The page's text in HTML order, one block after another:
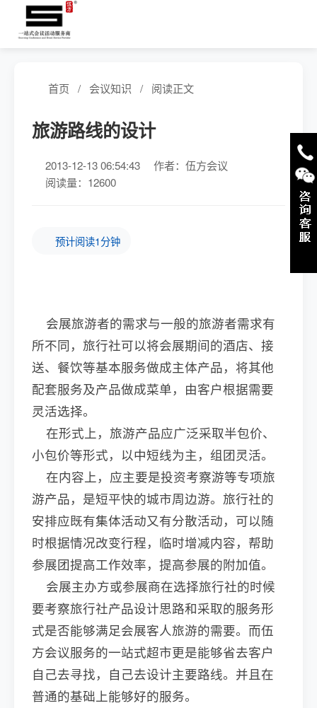
首页 / 会议知识 / 阅读正文
旅游路线的设计
2013-12-13 06:54:43
作者：伍方会议
阅读量：12600
预计阅读1分钟
会展旅游者的需求与一般的旅游者需求有
所不同，旅行社可以将会展期间的酒店、接
送、餐饮等基本服务做成主体产品，将其他
配套服务及产品做成菜单，由客户根据需要
灵活选择。
在形式上，旅游产品应广泛采取半包价、
小包价等形式，以中短线为主，组团灵活。
在内容上，应主要是投资考察游等专项旅
游产品，是短平快的城市周边游。旅行社的
安排应既有集体活动又有分散活动，可以随
时根据情况改变行程，临时增减内容，帮助
参展团提高工作效率，提高参展的附加值。
会展主办方或参展商在选择旅行社的时候
要考察旅行社产品设计思路和采取的服务形
式是否能够满足会展客人旅游的需要。而伍
方会议服务的一站式超市更是能够省去客户
自己去寻找，自己去设计主要路线。并且在
普通的基础上能够好的服务。